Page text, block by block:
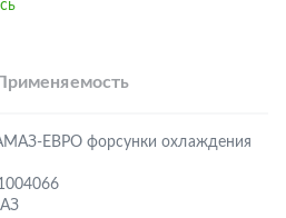
ЕВРО форсунки охлаждения